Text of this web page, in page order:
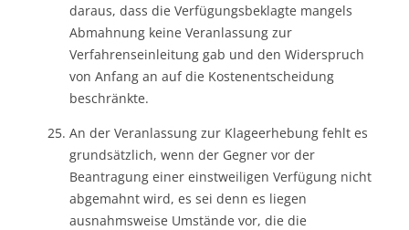
daraus, dass die Verfügungsbeklagte mangels
Abmahnung keine Veranlassung zur
Verfahrenseinleitung gab und den Widerspruch
von Anfang an auf die Kostenentscheidung
beschränkte.
An der Veranlassung zur Klageerhebung fehlt es
grundsätzlich, wenn der Gegner vor der
Beantragung einer einstweiligen Verfügung nicht
abgemahnt wird, es sei denn es liegen
ausnahmsweise Umstände vor, die die